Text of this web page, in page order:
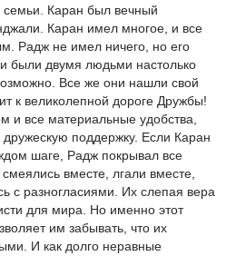
семьи. Каран был вечный
Каран имел многое, и все
Радж не имел ничего, но его
были двумя людьми настолько
Все же они нашли свой
к великолепной дороге Дружбы!
и все материальные удобства,
поддержку. Если Каран
шаге, Радж покрывал все
вместе, лгали вместе,
с разногласиями. Их слепая вера
для мира. Но именно этот
им забывать, что их
И как долго неравные